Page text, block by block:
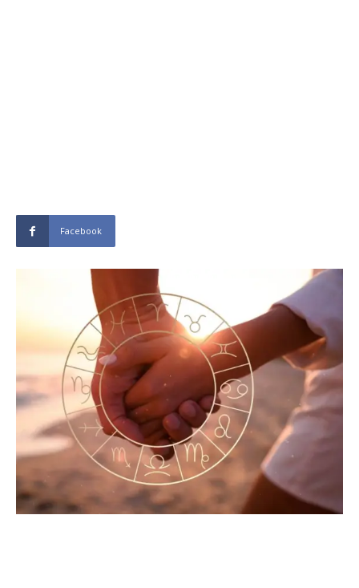
Facebook